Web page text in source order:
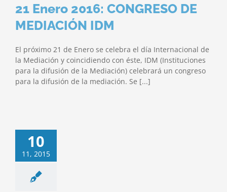
21 Enero 2016: CONGRESO DE
MEDIACIÓN IDM
El próximo 21 de Enero se celebra el día Internacional de
la Mediación y coincidiendo con éste, IDM (Instituciones
para la difusión de la Mediación) celebrará un congreso
para la difusión de la mediación. Se [...]
10
11, 2015